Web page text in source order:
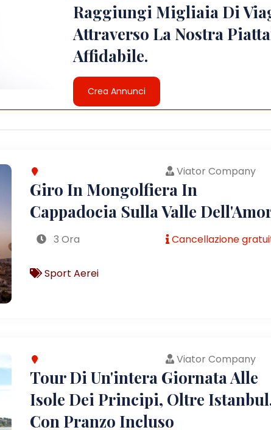
Raggiungi Migliaia Di
Attraverso La Nostra
Affidabile.
Crea Annunci
Viator Company
Giro In Mongolfiera In
Cappadocia Sulla Valle
3 Ora Cancellazione
Sport Aerei
Viator Company
Tour Di Un'intera Giornata Alle
Isole Dei Principi, Oltre
Con Pranzo Incluso